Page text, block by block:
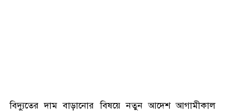
বিদ্যুতের দাম বাড়ানোর বিষয়ে নতুন আদেশ আগামীকাল